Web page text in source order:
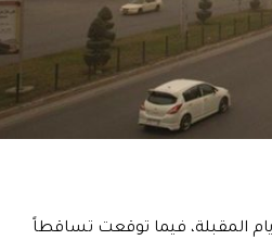
المقبلة، فيما توقعت تساقطاً